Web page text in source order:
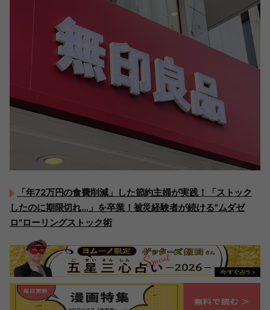
「年72万円の食費削減」した節約主婦が実践！「ストック
したのに期限切れ…」を卒業！被災経験者が続ける"ムダゼ
ロ"ローリングストック術